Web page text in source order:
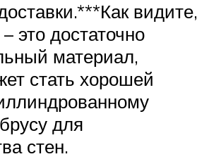
видите,
это достаточно
материал,
стать хорошей
для
стен.